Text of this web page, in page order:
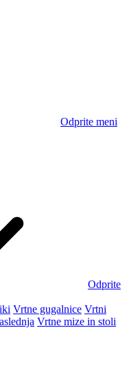
Odprite meni
Odprite
Vrtne gugalnice Vrtni
Vrtne mize in stoli